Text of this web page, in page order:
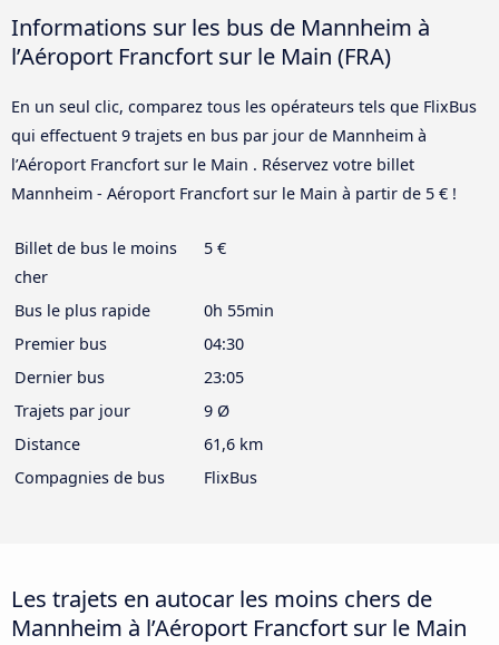
Informations sur les bus de Mannheim à
l’Aéroport Francfort sur le Main (FRA)
En un seul clic, comparez tous les opérateurs tels que FlixBus
qui effectuent 9 trajets en bus par jour de Mannheim à
l’Aéroport Francfort sur le Main . Réservez votre billet
Mannheim - Aéroport Francfort sur le Main à partir de 5 € !
Billet de bus le moins
cher
5 €
Bus le plus rapide
0h 55min
Premier bus
04:30
Dernier bus
23:05
Trajets par jour
9 Ø
Distance
61,6 km
Compagnies de bus
FlixBus
Les trajets en autocar les moins chers de
Mannheim à l’Aéroport Francfort sur le Main